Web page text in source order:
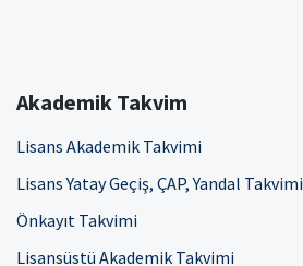
Akademik Takvim
Lisans Akademik Takvimi
Lisans Yatay Geçiş, ÇAP, Yandal Takvimi
Önkayıt Takvimi
Lisansüstü Akademik Takvimi